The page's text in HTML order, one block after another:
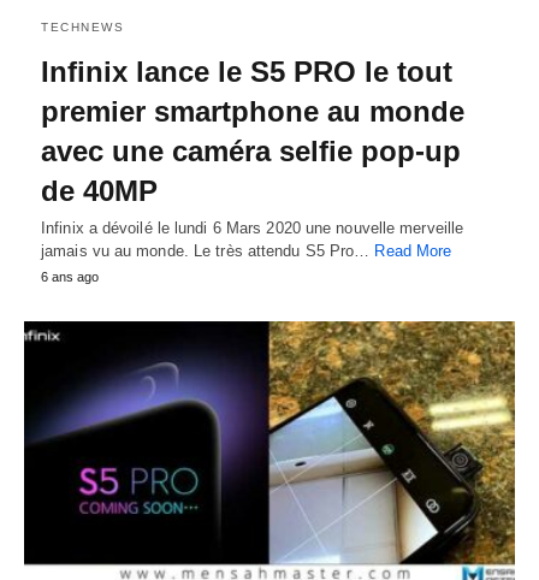
TECHNEWS
Infinix lance le S5 PRO le tout
premier smartphone au monde
avec une caméra selfie pop-up
de 40MP
Infinix a dévoilé le lundi 6 Mars 2020 une nouvelle merveille
jamais vu au monde. Le très attendu S5 Pro…
Read More
6 ans ago